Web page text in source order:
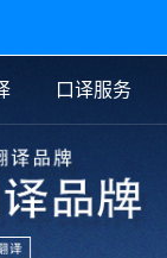
说明书翻译
口译服务
译
泰语翻译
证件翻译报价
签证翻译